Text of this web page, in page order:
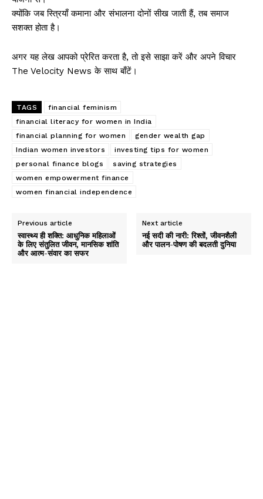
क्योंकि जब स्त्रियाँ कमाना और संभालना दोनों सीख जाती हैं, तब समाज
सशक्त होता है।
अगर यह लेख आपको प्रेरित करता है, तो इसे साझा करें और अपने विचार
The Velocity News के साथ बाँटें।
TAGS
financial feminism
financial literacy for women in India
financial planning for women
gender wealth gap
Indian women investors
investing tips for women
personal finance blogs
saving strategies
women empowerment finance
women financial independence
Previous article
स्वास्थ्य ही शक्ति: आधुनिक महिलाओं
के लिए संतुलित जीवन, मानसिक शांति
और आत्म-संवार का सफर
Next article
नई सदी की नारी: रिश्तों, जीवनशैली
और पालन-पोषण की बदलती दुनिया